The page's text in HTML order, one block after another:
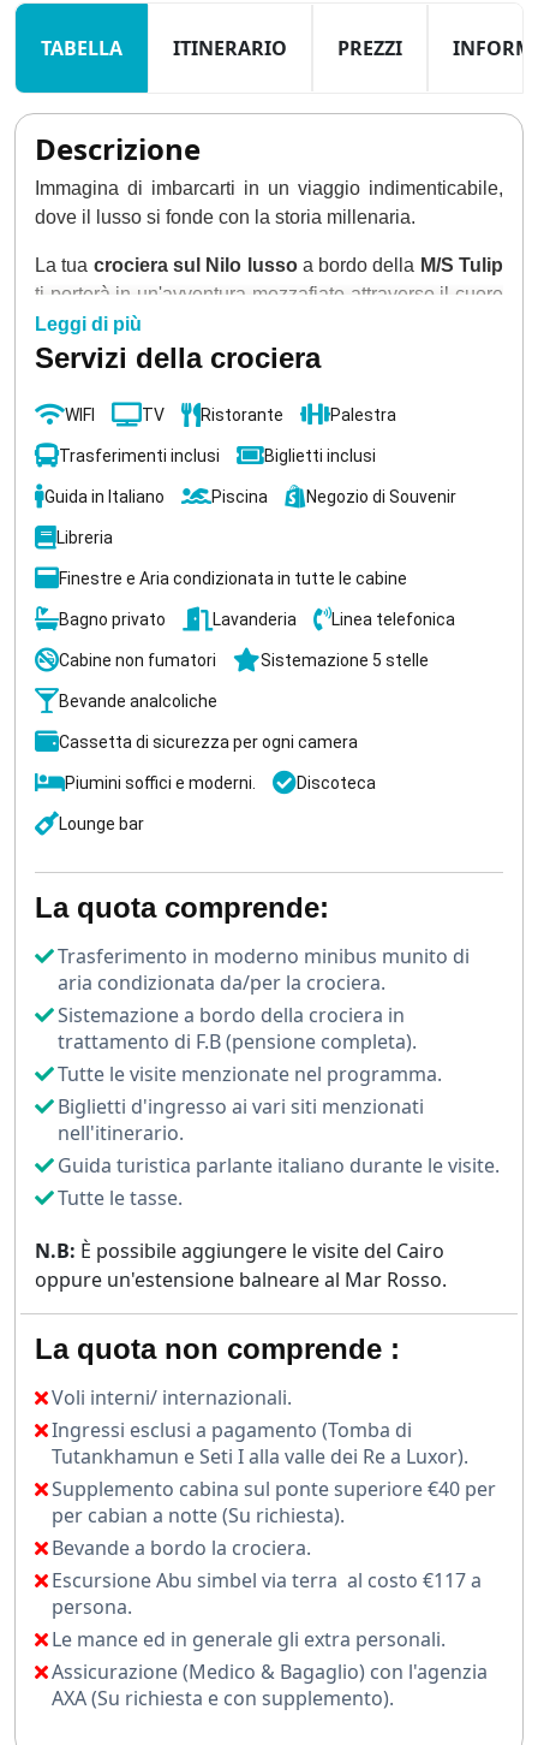
TABELLA ITINERARIO PREZZI
Descrizione
Immagina di imbarcarti in un viaggio indimenticabile,
dove il lusso si fonde con la storia millenaria.
La tua crociera sul Nilo lussoa bordo della M/S Tulip
ti porterà in un'avventura mozzafiato attraverso il cuore
dell'antico Egitto.
Lasciati incantare dalla maestosità
Incompiutoe immergiti nella magia del
File
scoprirai i segreti delTempio di Kom Ombo, dove
Sobek e Haroeris
male, ti sussurreranno antiche leggende.
La tuacrociera sul Nilo lusso ti condurrà alla
ammirareil Tempio della regina Hatshepsut
testimonianza del potere femminile
I Colossi di Memnoneti guarderanno imponenti,
mentreil tempio di Horus a Edfu,con la sua testa di
attende per stupirti con la sua magnificenza.
E dopo una giornata di scoperte, potrai goderti un tè
pomeridiano alla beduina offerto a bordo, mentre il sole
tramonta tingendo il Nilo di oro.
Questa crociera sul Nilo lusso
è un'esperienza che ti
toccherà l'anima, regalandoti ricordi indelebili di un
viaggio nel tempo e nella bellezza.
Leggi di più
Servizi della crociera
WIFI TV Ristorante Palestra
Trasferimenti inclusi Biglietti inclusi
Guida in Italiano Piscina Negozio di Souvenir
Libreria
Finestre e Aria condizionata in tutte le cabine
Bagno privato Lavanderia Linea telefonica
Cabine non fumatori Sistemazione 5 stelle
Bevande analcoliche
Cassetta di sicurezza per ogni camera
Piumini soffici e moderni. Discoteca
Lounge bar
La quota comprende:
Trasferimento in moderno minibus munito di
aria condizionata da/per la crociera.
Sistemazione a bordo della crociera in
trattamento di F.B (pensione completa).
Tutte le visite menzionate nel programma.
Biglietti d'ingresso ai vari siti menzionati
nell'itinerario.
Guida turistica parlante italiano durante le visite.
Tutte le tasse.
N.B: È possibile aggiungere le visite del Cairo
oppure un'estensione balneare al Mar Rosso.
La quota non comprende :
Voli interni/ internazionali.
Ingressi esclusi a pagamento (Tomba di
Tutankhamun e Seti I alla valle dei Re a Luxor).
Supplemento cabina sul ponte superiore €40 per
per cabian a notte (Su richiesta).
Bevande a bordo la crociera.
Escursione Abu simbel via terra al costo €117 a
persona.
Le mance ed in generale gli extra personali.
Assicurazione (Medico & Bagaglio) con l'agenzia
AXA (Su richiesta e con supplemento).